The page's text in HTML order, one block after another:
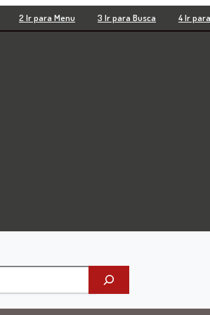
2 Ir para Menu 3 Ir para Busca 4 Ir